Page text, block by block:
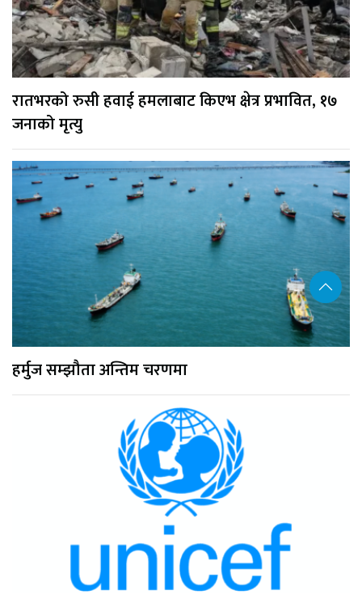
रातभरको रुसी हवाई हमलाबाट किएभ क्षेत्र प्रभावित, १७
जनाको मृत्यु
हर्मुज सम्झौता अन्तिम चरणमा